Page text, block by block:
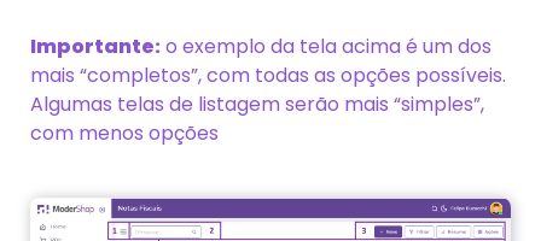
Importante: o exemplo da tela acima é um dos
mais “completos”, com todas as opções possíveis.
Algumas telas de listagem serão mais “simples”,
com menos opções